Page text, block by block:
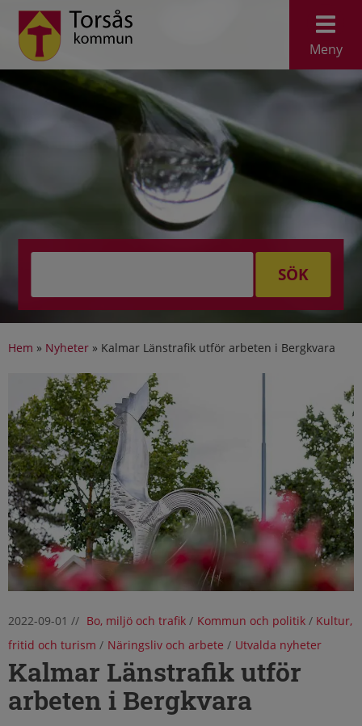
Meny
SÖK
Hem » Nyheter » Kalmar Länstrafik utför arbeten i Bergkvara
2022-09-01 // Bo, miljö och trafik/ Kommun och politik/ Kultur,
fritid och turism / Näringsliv och arbete / Utvalda nyheter
Kalmar Länstrafik utför
arbeten i Bergkvara